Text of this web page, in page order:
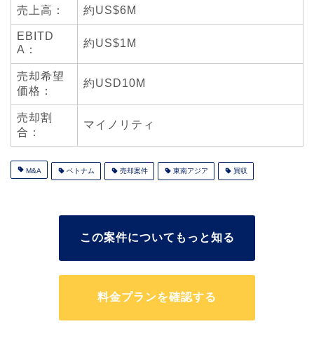
売上高： 約US$6M
EBITD
A：
約US$1M
売却希望
価格：
約USD10M
売却割
合：
マイノリティ
M&A ベトナム 売却案件 東南アジア 買収
この案件についてもっと知る
料金プランを確認する